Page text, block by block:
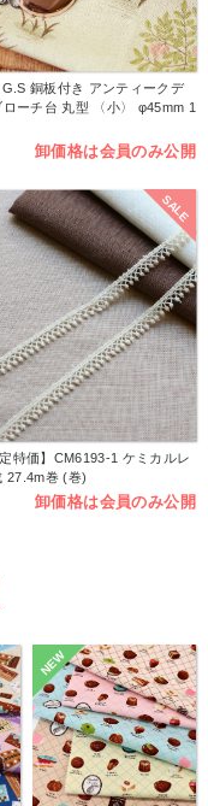
G.S 銅板付き アンティークデ
ーチ台 丸型 〈小〉 φ45mm 1
卸価格は会員のみ公開
SALE
定特価】CM6193-1 ケミカルレ
27.4m巻 (巻)
卸価格は会員のみ公開
NEW